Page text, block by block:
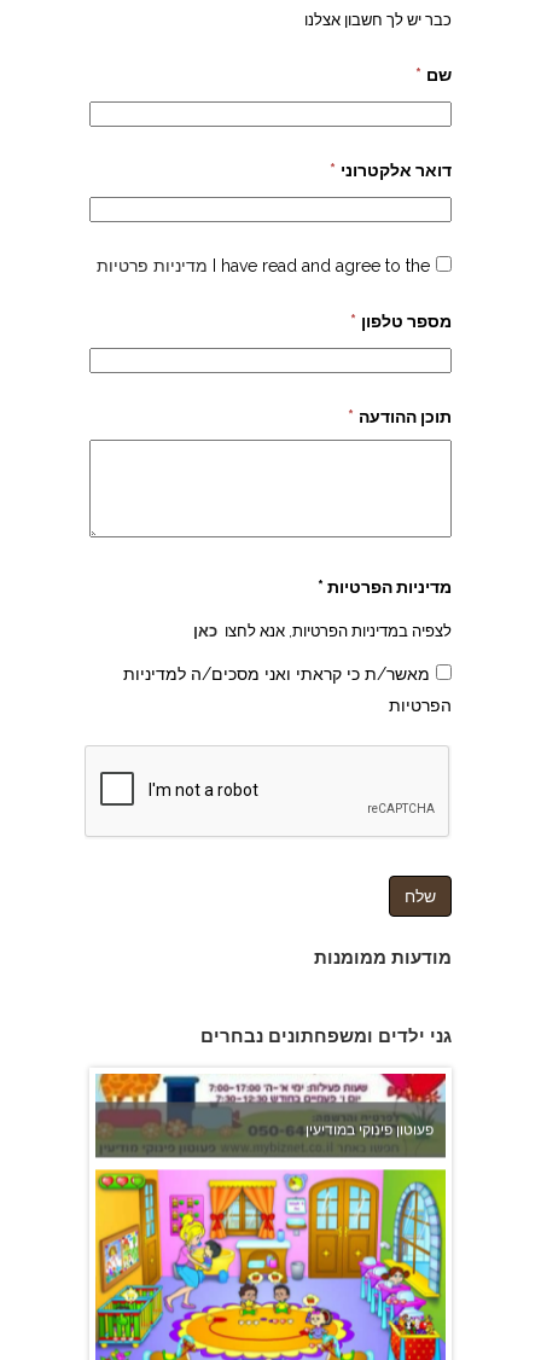
כבר יש לך חשבון אצלנו
שם *
דואר אלקטרוני *
I have read and agree to the מדיניות פרטיות
מספר טלפון *
תוכן ההודעה *
מדיניות הפרטיות *
לצפיה במדיניות הפרטיות, אנא לחצו כאן
מאשר/ת כי קראתי ואני מסכים/ה למדיניות
הפרטיות
מודעות ממומנות
גני ילדים ומשפחתונים נבחרים
צהרון בקרית אונו
פעוטון פינוקי במודיעין
משפחתון ופעוטון ילנה במערב ראשון לציון